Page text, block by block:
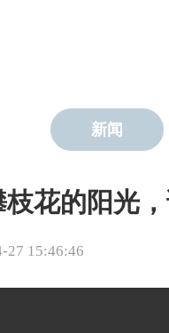
新闻
花的阳光
27 15:46:46